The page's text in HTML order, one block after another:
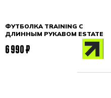
ФУТБОЛКА TRAINING С
ДЛИННЫМ РУКАВОМ ESTATE
6 990 ₽